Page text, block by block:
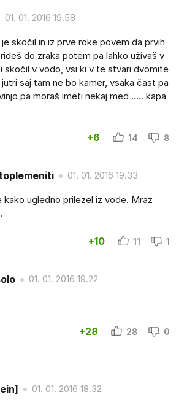
01. 01. 2016 19.58
skočil in iz prve roke povem da prvih
do zraka potem pa lahko uživaš v
skočil v vodo, vsi ki v te stvari dvomite
saj tam ne bo kamer, vsaka čast pa
pa moraš imeti nekaj med ..... kapa
+6 14 8
01. 01. 2016 19.33
kako ugledno prilezel iz vode. Mraz
+10 11 1
01. 01. 2016 19.22
+28 28 0
01. 01. 2016 18.32